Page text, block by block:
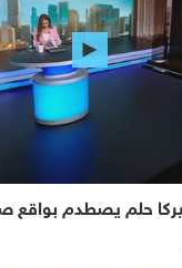
حلم يصطدم